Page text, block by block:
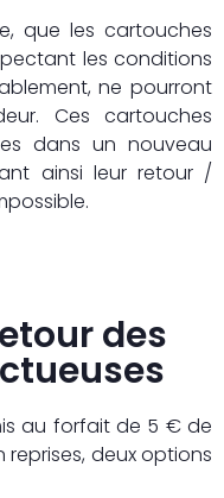
que les cartouches
les conditions
ne pourront
Ces cartouches
dans un nouveau
ainsi leur retour /
des
au forfait de 5 € de
deux options